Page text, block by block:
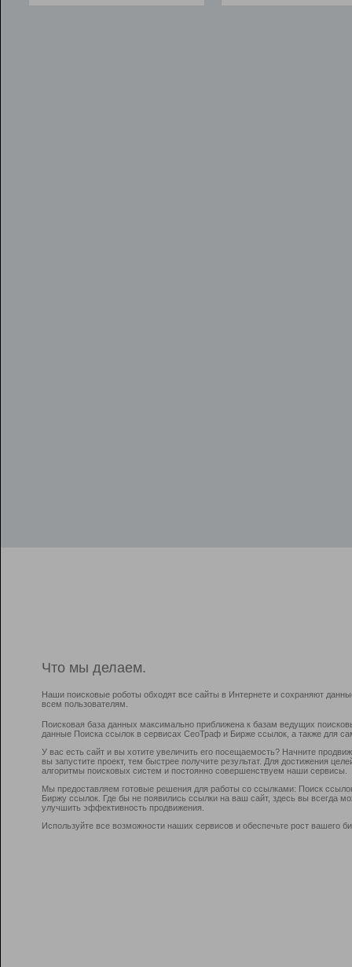
Что мы делаем.
Наши поисковые роботы обходят все сайты в Интернете и сохраняют
всем пользователям.
Поисковая база данных максимально приближена к базам ведущих
данные Поиска ссылок в сервисах СеоТраф и Бирже ссылок, а также для
У вас есть сайт и вы хотите увеличить его посещаемость? Начните
вы запустите проект, тем быстрее получите результат. Для достижения
алгоритмы поисковых систем и постоянно совершенствуем наши сервисы.
Мы предоставляем готовые решения для работы со ссылками: Поиск
Биржу ссылок. Где бы не появились ссылки на ваш сайт, здесь вы всегда
улучшить эффективность продвижения.
Используйте все возможности наших сервисов и обеспечьте рост вашего